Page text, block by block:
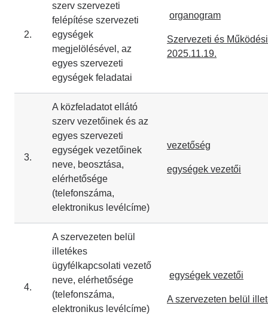
2.
szerv szervezeti
felépítése szervezeti
egységek
megjelölésével, az
egyes szervezeti
egységek feladatai
organogram
Szervezeti és
2025.11.19.
3.
A közfeladatot ellátó
szerv vezetőinek és az
egyes szervezeti
egységek vezetőinek
neve, beosztása,
elérhetősége
(telefonszáma,
elektronikus levélcíme)
vezetőség
egységek vezetői
4.
A szervezeten belül
illetékes
ügyfélkapcsolati vezető
neve, elérhetősége
(telefonszáma,
elektronikus levélcíme)
egységek vezetői
A szervezeten belül